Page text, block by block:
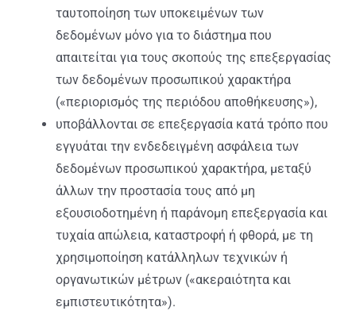
ταυτοποίηση των υποκειμένων των
δεδομένων μόνο για το διάστημα που
απαιτείται για τους σκοπούς της επεξεργασίας
των δεδομένων προσωπικού χαρακτήρα
(«περιορισμός της περιόδου αποθήκευσης»),
υποβάλλονται σε επεξεργασία κατά τρόπο που
εγγυάται την ενδεδειγμένη ασφάλεια των
δεδομένων προσωπικού χαρακτήρα, μεταξύ
άλλων την προστασία τους από μη
εξουσιοδοτημένη ή παράνομη επεξεργασία και
τυχαία απώλεια, καταστροφή ή φθορά, με τη
χρησιμοποίηση κατάλληλων τεχνικών ή
οργανωτικών μέτρων («ακεραιότητα και
εμπιστευτικότητα»).